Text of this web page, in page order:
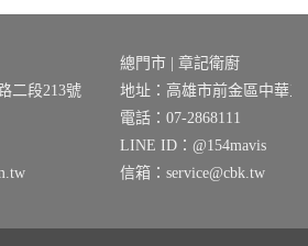
二段213號
總門市 | 章記衛廚
地址：高雄市前金區中華三
電話：07-2868111
LINE ID：@154mavis
信箱：service@cbk.tw